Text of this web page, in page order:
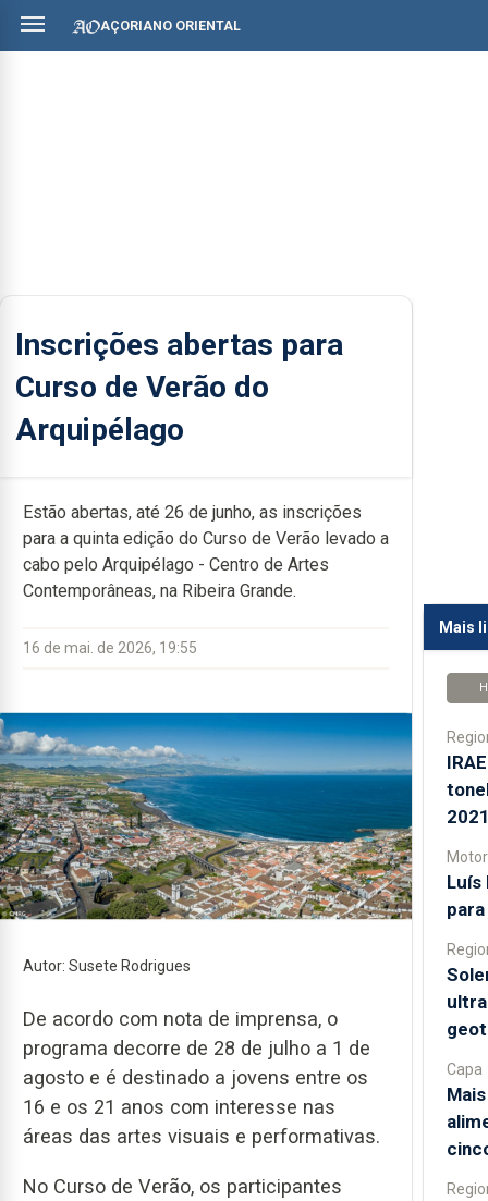
AÇORIANO ORIENTAL
Inscrições abertas para
Curso de Verão do
Arquipélago
Estão abertas, até 26 de junho, as inscrições
para a quinta edição do Curso de Verão levado a
cabo pelo Arquipélago - Centro de Artes
Contemporâneas, na Ribeira Grande.
16 de mai. de 2026, 19:55
Autor: Susete Rodrigues
De acordo com nota de imprensa, o
programa decorre de 28 de julho a 1 de
agosto e é destinado a jovens entre os
16 e os 21 anos com interesse nas
áreas das artes visuais e performativas.
No Curso de Verão, os participantes
Mais
Luís
Capa